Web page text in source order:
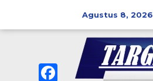
Agustus 8, 2026